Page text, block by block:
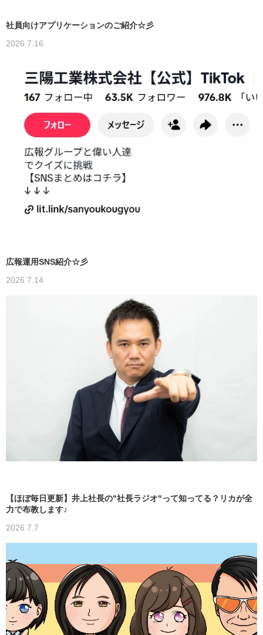
社員向けアプリケーションのご紹介☆彡
2026.7.16
広報運用SNS紹介☆彡
2026.7.14
【ほぼ毎日更新】井上社長の"社長ラジオ"って知ってる？リカが全
力で布教します♪
2026.7.7